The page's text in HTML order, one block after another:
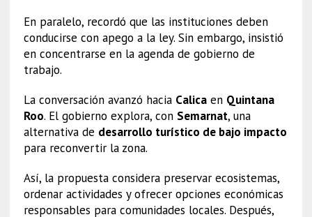
En paralelo, recordó que las instituciones deben
conducirse con apego a la ley. Sin embargo, insistió
en concentrarse en la agenda de gobierno de
trabajo.
La conversación avanzó hacia Calicaen Quintana
Roo. El gobierno explora, con Semarnat, una
alternativa de desarrollo turístico de bajo impacto
para reconvertir la zona.
Así, la propuesta considera preservar ecosistemas,
ordenar actividades y ofrecer opciones económicas
responsables para comunidades locales. Después,